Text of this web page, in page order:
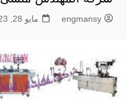
engmansy مايو 28, 2023